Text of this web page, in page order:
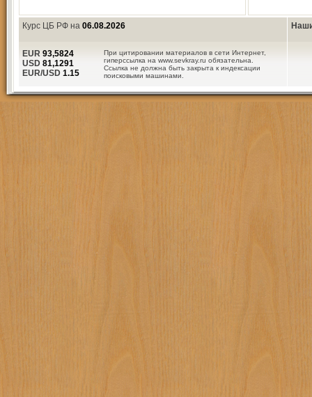
Курс ЦБ РФ на 06.08.2026
При цитировании материалов в сети Интернет,
гиперссылка на www.sevkray.ru обязательна.
Ссылка не должна быть закрыта к индексации
поисковыми машинами.
EUR 93,5824
USD 81,1291
EUR/USD 1.15